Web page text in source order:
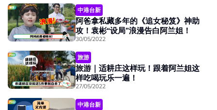
中港台新
阿爸拿私藏多年的《追女秘笈》神助
攻！袁彬“设局”浪漫告白阿兰姐！
30/05/2022
旅游
旅游｜适耕庄这样玩！跟着阿兰姐这
样吃喝玩乐一遍！
27/05/2022
中港台新